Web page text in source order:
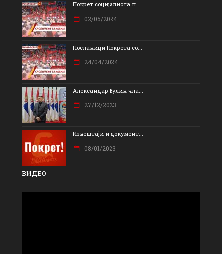
Покрет социјалиста п...
02/05/2024
Посланици Покрета со...
24/04/2024
Александар Вулин чла...
27/12/2023
Извештаји и документ...
08/01/2023
ВИДЕО